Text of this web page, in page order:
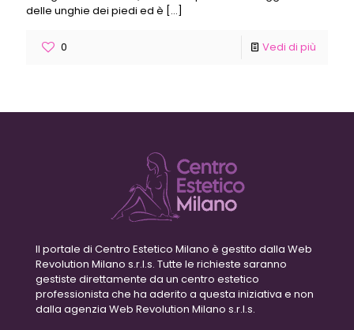
delle unghie dei piedi ed è […]
0 Vedi di più
Il portale di Centro Estetico Milano è gestito dalla Web
Revolution Milano s.r.l.s. Tutte le richieste saranno
gestiste direttamente da un centro estetico
professionista che ha aderito a questa iniziativa e non
dalla agenzia Web Revolution Milano s.r.l.s.